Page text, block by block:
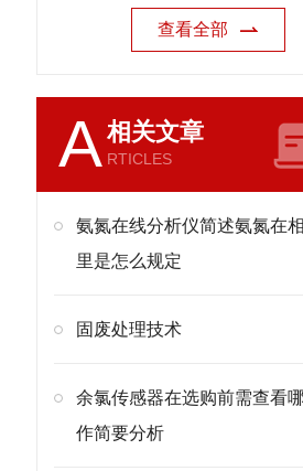
查看全部
A相关文章
RTICLES
氨氮在线分析仪简述氨氮在
里是怎么规定
固废处理技术
余氯传感器在选购前需查看
作简要分析